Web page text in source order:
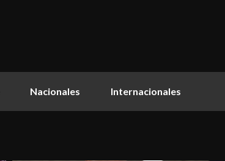
Nacionales Internacionales